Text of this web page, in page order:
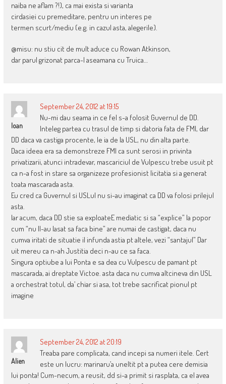
naiba ne aflam ?!), ca mai exista si varianta
cirdasiei cu premeditare, pentru un interes pe
termen scurt/mediu (e.g. in cazul asta, alegerile).
@misu: nu stiu cit de mult aduce cu Rowan Atkinson,
dar parul grizonat parca-l aseamana cu Truica…
Ioan
September 24, 2012 at 19:15
Nu-mi dau seama in ce fel s-a folosit Guvernul de DD.
Inteleg partea cu trasul de timp si datoria fata de FMI, dar
DD daca va castiga procente, le ia de la USL, nu din alta parte.
Daca ideea era sa demonstreze FMI ca sunt serosi in privinta
privatizarii, atunci intradevar, mascariciul de Vulpescu trebe usuit pt
ca n-a fost in stare sa organizeze profesionist licitatia si a generat
toata mascarada asta.
Eu cred ca Guvernul si USLul nu si-au imaginat ca DD va folosi prilejul
asta.
Iar acum, daca DD stie sa exploateE mediatic si sa “explice” la popor
cum “nu ll-au lasat sa faca bine” are numai de castigat, daca nu
cumva iritati de situatie il infunda astia pt altele, vezi “santajul” Dar
uit mereu ca n-ah Justitia deci n-au ce sa faca.
Singura optiube a lui Ponta e sa dea cu Vulpescu de pamant pt
mascarada, ai dreptate Victoe. asta daca nu cumva altcineva din USL
a orchestrat totul, da’ chiar si asa, tot trebe sacrificat pionul pt
imagine
Alien
September 24, 2012 at 20:19
Treaba pare complicata, cand incepi sa numeri itele. Cert
este un lucru: marinaru’a uneltit pt a putea cere demisia
lui ponta! Cum-necum, a reusit, dd si-a primit si rasplata, ca el avea